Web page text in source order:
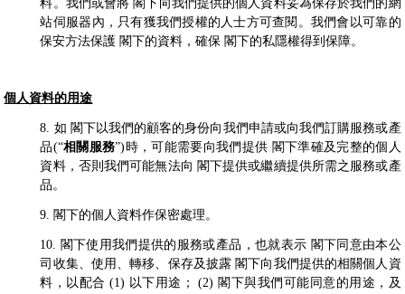
料。我們或會將 閣下向我們提供的個人資料妥為保存於我們的網
站伺服器內，只有獲我們授權的人士方可查閱。我們會以可靠的
保安方法保護 閣下的資料，確保 閣下的私隱權得到保障。
個人資料的用途
8. 如 閣下以我們的顧客的身份向我們申請或向我們訂購服務或產
品(“相關服務”)時，可能需要向我們提供 閣下準確及完整的個人
資料，否則我們可能無法向 閣下提供或繼續提供所需之服務或產
品。
9. 閣下的個人資料作保密處理。
10. 閣下使用我們提供的服務或產品，也就表示 閣下同意由本公
司收集、使用、轉移、保存及披露 閣下向我們提供的相關個人資
料，以配合 (1) 以下用途； (2) 閣下與我們可能同意的用途，及